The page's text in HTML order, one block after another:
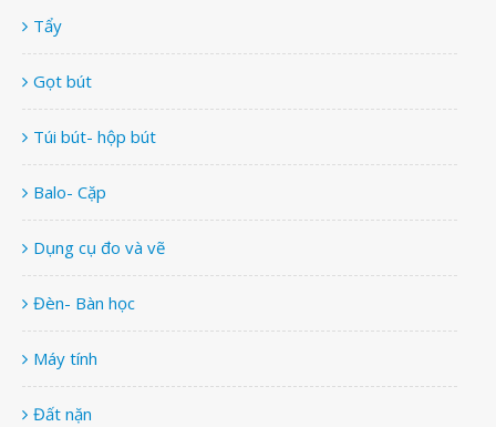
Tẩy
Gọt bút
Túi bút- hộp bút
Balo- Cặp
Dụng cụ đo và vẽ
Đèn- Bàn học
Máy tính
Đất nặn